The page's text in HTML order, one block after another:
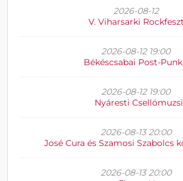
2026-08-12
V. Viharsarki
2026-08-12 19:00
Békéscsabai Post-
2026-08-12 19:00
Nyáresti
2026-08-13 20:00
José Cura és Szamosi Szabolcs
2026-08-13 20:00